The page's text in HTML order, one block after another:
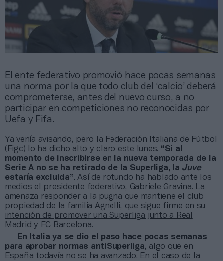
El ente federativo promovió hace pocas semanas
una norma por la que todo club del ‘calcio’ deberá
comprometerse, antes del nuevo curso, a no
participar en competiciones no reconocidas por
Uefa y Fifa.
Ya venía avisando, pero la Federación Italiana de Fútbol
(Figc) lo ha dicho alto y claro este lunes. “Si al
momento de inscribirse en la nueva temporada de la
Serie A no se ha retirado de la Superliga, la Juve
estaría excluida”. Así de rotundo ha hablado ante los
medios el presidente federativo, Gabriele Gravina. La
amenaza responder a la pugna que mantiene el club
propiedad de la familia Agnelli, que sigue firme en su
intención de promover una Superliga junto a Real
Madrid y FC Barcelona.
En Italia ya se dio el paso hace pocas semanas
para aprobar normas antiSuperliga, algo que en
España todavía no se ha avanzado. En el caso de la